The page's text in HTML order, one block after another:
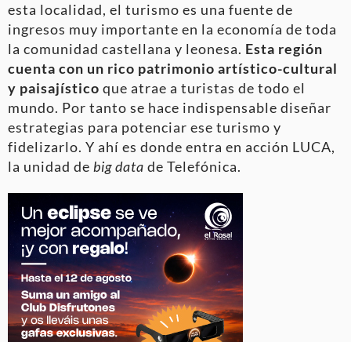
esta localidad, el turismo es una fuente de
ingresos muy importante en la economía de toda
la comunidad castellana y leonesa. Esta región
cuenta con un rico patrimonio artístico-cultural
y paisajístico que atrae a turistas de todo el
mundo. Por tanto se hace indispensable diseñar
estrategias para potenciar ese turismo y
fidelizarlo. Y ahí es donde entra en acción LUCA,
la unidad de big data de Telefónica.